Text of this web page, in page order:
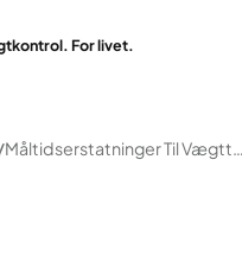
For livet.
Måltidserstatninger Til Vægttab: Fordele Og Ulemper